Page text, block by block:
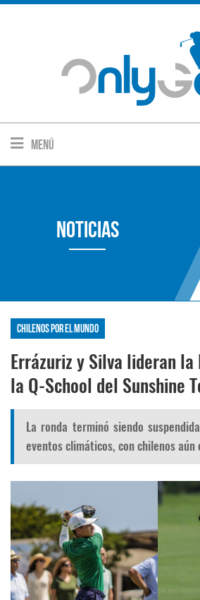
Menú
Noticias
Chilenos por el mundo
Errázuriz y Silva lideran la
la Q-School del Sunshine
La ronda terminó siendo
eventos climáticos, con chilenos aún